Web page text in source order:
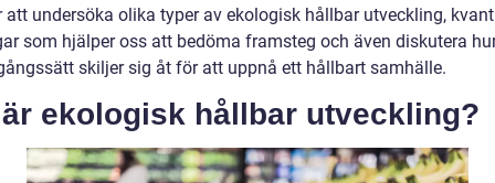
att undersöka olika typer av ekologisk hållbar utveckling,
som hjälper oss att bedöma framsteg och även diskutera
skiljer sig åt för att uppnå ett hållbart samhälle.
är ekologisk hållbar utveckling?